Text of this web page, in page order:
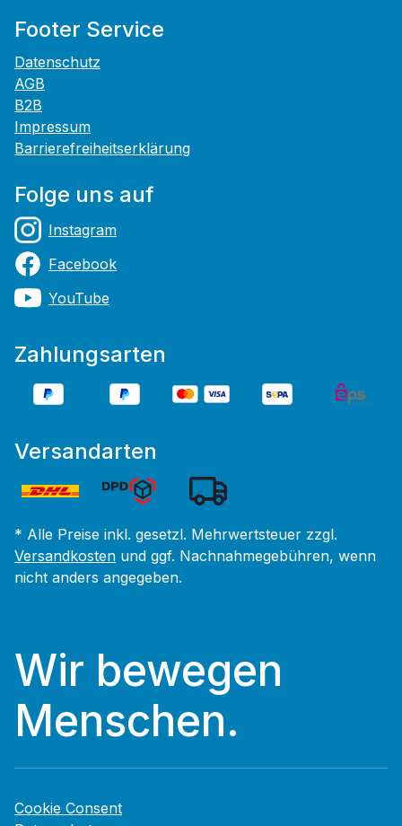
Footer Service
Datenschutz
AGB
B2B
Impressum
Barrierefreiheitserklärung
Folge uns auf
Instagram
Facebook
YouTube
Zahlungsarten
Versandarten
* Alle Preise inkl. gesetzl. Mehrwertsteuer zzgl.
Versandkosten und ggf. Nachnahmegebühren, wenn
nicht anders angegeben.
Wir bewegen
Menschen.
Cookie Consent